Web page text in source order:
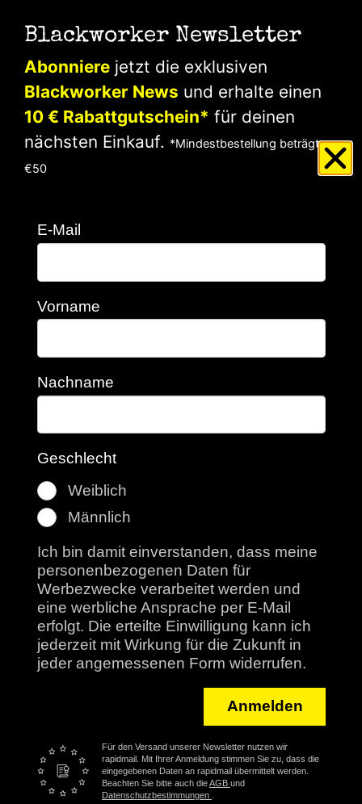
0,00
Blackworker Newsletter
Abonniere jetzt die exklusiven
Blackworker News und erhalte einen
10 € Rabattgutschein* für deinen
nächsten Einkauf. *Mindestbestellung beträgt
€50
E-Mail
Vorname
Nachname
Geschlecht
Weiblich
Männlich
Ich bin damit einverstanden, dass meine
personenbezogenen Daten für
Werbezwecke verarbeitet werden und
eine werbliche Ansprache per E-Mail
erfolgt. Die erteilte Einwilligung kann ich
jederzeit mit Wirkung für die Zukunft in
jeder angemessenen Form widerrufen.
Anmelden
Für den Versand unserer Newsletter nutzen wir
rapidmail. Mit Ihrer Anmeldung stimmen Sie zu, dass die
eingegebenen Daten an rapidmail übermittelt werden.
Beachten Sie bitte auch dieAGB und
Datenschutzbestimmungen